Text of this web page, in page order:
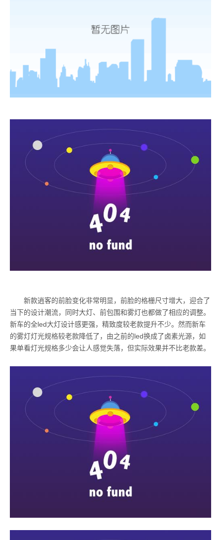
新款逍客的前脸变化非常明显，前脸的格栅尺寸增大，迎合了
当下的设计潮流，同时大灯、前包围和雾灯也都做了相应的调整。
新车的全led大灯设计感更强，精致度较老款提升不少。然而新车
的雾灯灯光规格较老款降低了，由之前的led换成了卤素光源，如
果单看灯光规格多少会让人感觉失落，但实际效果并不比老款差。